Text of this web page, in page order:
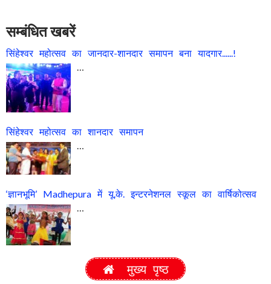
सम्बंधित खबरें
सिंहेश्वर महोत्सव का जानदार-शानदार समापन बना यादगार......!
…
सिंहेश्वर महोत्सव का शानदार समापन
‘ज्ञानभूमि’ Madhepura में यू.के. इन्टरनेशनल स्कूल का वार्षिकोत्सव
…
मुख्य पृष्ठ